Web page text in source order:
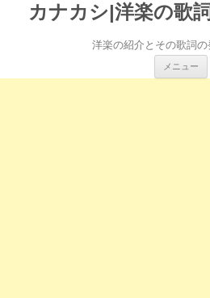
カナカシ|洋楽の歌
洋楽の紹介とその歌詞
メニュー